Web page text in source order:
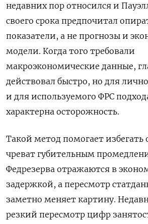
недавних пор относился и
своего срока предпочитал
показатели, а не прогнозы и
модели. Когда того требовали
макроэкономические данные,
действовал быстро, но для
и для используемого ФРС
характерна осторожность.
Такой метод помогает избегать
чреват губительным
Федрезерва отражаются в
задержкой, а пересмотр
заметно меняет картину.
резкий пересмотр цифр